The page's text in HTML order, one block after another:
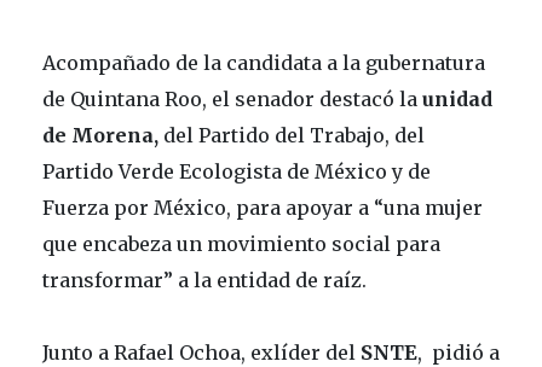
Acompañado de la candidata a la gubernatura
de Quintana Roo, el senador destacó la unidad
de Morena, del Partido del Trabajo, del
Partido Verde Ecologista de México y de
Fuerza por México, para apoyar a “una mujer
que encabeza un movimiento social para
transformar” a la entidad de raíz.
Junto a Rafael Ochoa, exlíder del SNTE, pidió a